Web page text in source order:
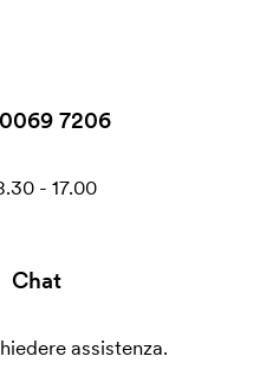
7206
- 17.00
Chat
assistenza.